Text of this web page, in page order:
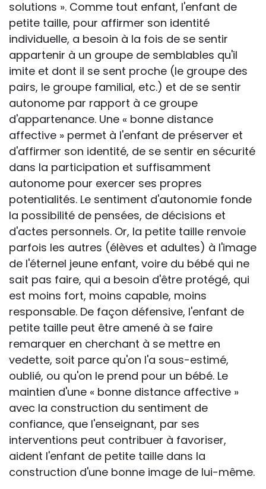
solutions ». Comme tout enfant, l'enfant de
petite taille, pour affirmer son identité
individuelle, a besoin à la fois de se sentir
appartenir à un groupe de semblables qu'il
imite et dont il se sent proche (le groupe des
pairs, le groupe familial, etc.) et de se sentir
autonome par rapport à ce groupe
d'appartenance. Une « bonne distance
affective » permet à l'enfant de préserver et
d'affirmer son identité, de se sentir en sécurité
dans la participation et suffisamment
autonome pour exercer ses propres
potentialités. Le sentiment d'autonomie fonde
la possibilité de pensées, de décisions et
d'actes personnels. Or, la petite taille renvoie
parfois les autres (élèves et adultes) à l'image
de l'éternel jeune enfant, voire du bébé qui ne
sait pas faire, qui a besoin d'être protégé, qui
est moins fort, moins capable, moins
responsable. De façon défensive, l'enfant de
petite taille peut être amené à se faire
remarquer en cherchant à se mettre en
vedette, soit parce qu'on l'a sous-estimé,
oublié, ou qu'on le prend pour un bébé. Le
maintien d'une « bonne distance affective »
avec la construction du sentiment de
confiance, que l'enseignant, par ses
interventions peut contribuer à favoriser,
aident l'enfant de petite taille dans la
construction d'une bonne image de lui-même.